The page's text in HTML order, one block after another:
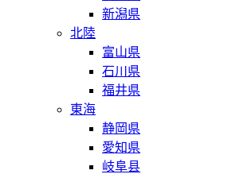
新潟県
北陸
富山県
石川県
福井県
東海
静岡県
愛知県
岐阜县